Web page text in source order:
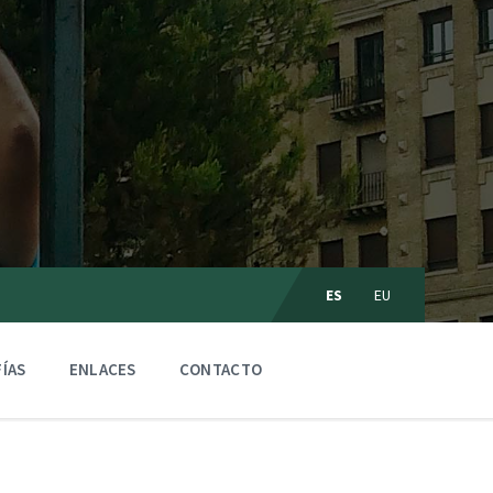
o
a
ES EU
ENLACES CONTACTO